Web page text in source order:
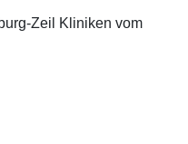
Zeil Kliniken vom